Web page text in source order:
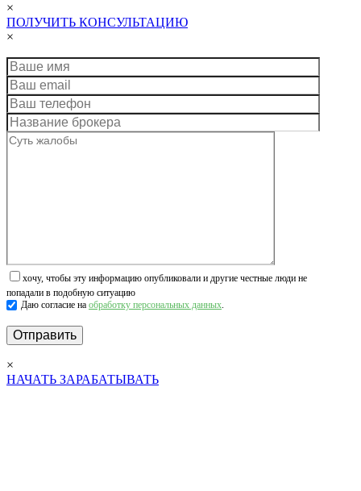
×
ПОЛУЧИТЬ КОНСУЛЬТАЦИЮ
×
хочу, чтобы эту информацию опубликовали и другие честные люди не
попадали в подобную ситуацию
Даю согласие на обработку персональных данных.
×
НАЧАТЬ ЗАРАБАТЫВАТЬ